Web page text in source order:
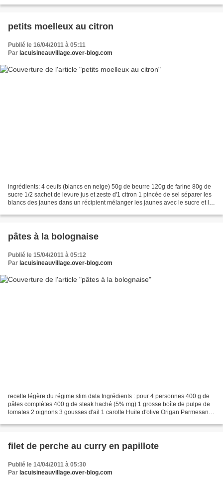
petits moelleux au citron
Publié le 16/04/2011 à 05:11
Par lacuisineauvillage.over-blog.com
ingrédients: 4 oeufs (blancs en neige) 50g de beurre 120g de farine 80g de
sucre 1/2 sachet de levure jus et zeste d'1 citron 1 pincée de sel séparer les
blancs des jaunes dans un récipient mélanger les jaunes avec le sucre et le
pâtes à la bolognaise
Publié le 15/04/2011 à 05:12
Par lacuisineauvillage.over-blog.com
recette légère du régime slim data Ingrédients : pour 4 personnes 400 g de
pâtes complètes 400 g de steak haché (5% mg) 1 grosse boîte de pulpe de
tomates 2 oignons 3 gousses d'ail 1 carotte Huile d'olive Origan Parmesan
filet de perche au curry en papillote
Publié le 14/04/2011 à 05:30
Par lacuisineauvillage.over-blog.com